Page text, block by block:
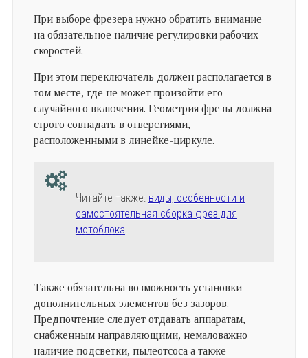
При выборе фрезера нужно обратить внимание
на обязательное наличие регулировки рабочих
скоростей.
При этом переключатель должен располагается в
том месте, где не может произойти его
случайного включения. Геометрия фрезы должна
строго совпадать в отверстиями,
расположенными в линейке-циркуле.
Читайте также: виды, особенности и
самостоятельная сборка фрез для
мотоблока.
Также обязательна возможность установки
дополнительных элементов без зазоров.
Предпочтение следует отдавать аппаратам,
снабженным направляющими, немаловажно
наличие подсветки, пылеотсоса а также